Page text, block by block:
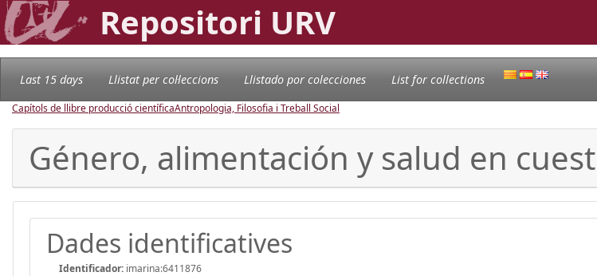
Repositori URV
Last 15 days Llistat per col·leccions Llistado por colecciones List for collections
Capítols de llibre producció científicaAntropologia, Filosofia i Treball Social
Género, alimentación y salud en
Dades identificatives
Identificador: imarina:6411876